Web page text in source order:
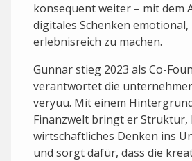
konsequent weiter – mit dem
digitales Schenken
erlebnisreich zu machen.
Gunnar stieg 2023 als Co-
verantwortet die
veryuu. Mit einem
Finanzwelt bringt er Struktur,
wirtschaftliches Denken ins
und sorgt dafür, dass die